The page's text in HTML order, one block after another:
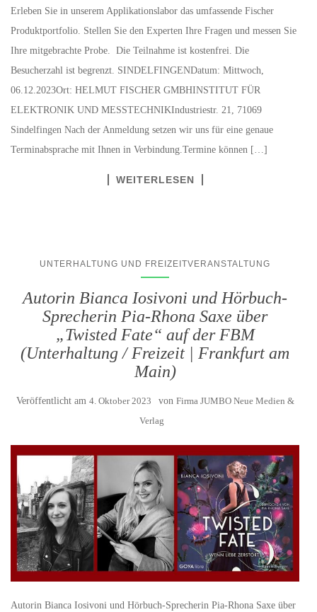
Erleben Sie in unserem Applikationslabor das umfassende Fischer
Produktportfolio. Stellen Sie den Experten Ihre Fragen und messen Sie
Ihre mitgebrachte Probe. Die Teilnahme ist kostenfrei. Die
Besucherzahl ist begrenzt. SINDELFINGENDatum: Mittwoch,
06.12.2023Ort: HELMUT FISCHER GMBHINSTITUT FÜR
ELEKTRONIK UND MESSTECHNIKIndustriestr. 21, 71069
Sindelfingen Nach der Anmeldung setzen wir uns für eine genaue
Terminabsprache mit Ihnen in Verbindung.Termine können […]
WEITERLESEN
UNTERHALTUNG UND FREIZEITVERANSTALTUNG
Autorin Bianca Iosivoni und Hörbuch-
Sprecherin Pia-Rhona Saxe über
„Twisted Fate“ auf der FBM
(Unterhaltung / Freizeit | Frankfurt am
Main)
Veröffentlicht am 4. Oktober 2023 von Firma JUMBO Neue Medien &
Verlag
Autorin Bianca Iosivoni und Hörbuch-Sprecherin Pia-Rhona Saxe über